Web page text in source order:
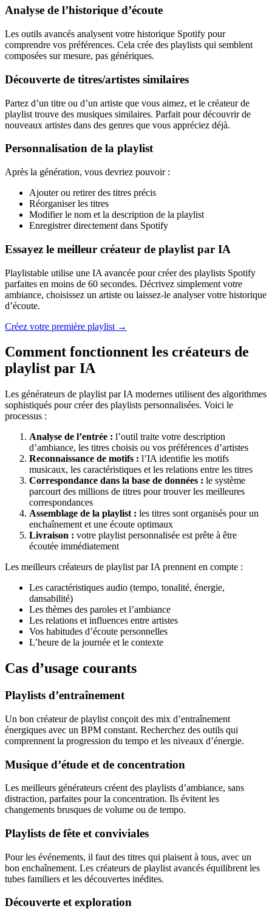
Analyse de l’historique d’écoute
Les outils avancés analysent votre historique Spotify pour
comprendre vos préférences. Cela crée des playlists qui semblent
composées sur mesure, pas génériques.
Découverte de titres/artistes similaires
Partez d’un titre ou d’un artiste que vous aimez, et le créateur de
playlist trouve des musiques similaires. Parfait pour découvrir de
nouveaux artistes dans des genres que vous appréciez déjà.
Personnalisation de la playlist
Après la génération, vous devriez pouvoir :
Ajouter ou retirer des titres précis
Réorganiser les titres
Modifier le nom et la description de la playlist
Enregistrer directement dans Spotify
Essayez le meilleur créateur de playlist par IA
Playlistable utilise une IA avancée pour créer des playlists Spotify
parfaites en moins de 60 secondes. Décrivez simplement votre
ambiance, choisissez un artiste ou laissez-le analyser votre historique
d’écoute.
Créez votre première playlist →
Comment fonctionnent les créateurs de
playlist par IA
Les générateurs de playlist par IA modernes utilisent des algorithmes
sophistiqués pour créer des playlists personnalisées. Voici le
processus :
Analyse de l’entrée : l’outil traite votre description
d’ambiance, les titres choisis ou vos préférences d’artistes
Reconnaissance de motifs : l’IA identifie les motifs
musicaux, les caractéristiques et les relations entre les titres
Correspondance dans la base de données : le système
parcourt des millions de titres pour trouver les meilleures
correspondances
Assemblage de la playlist : les titres sont organisés pour un
enchaînement et une écoute optimaux
Livraison : votre playlist personnalisée est prête à être
écoutée immédiatement
Les meilleurs créateurs de playlist par IA prennent en compte :
Les caractéristiques audio (tempo, tonalité, énergie,
dansabilité)
Les thèmes des paroles et l’ambiance
Les relations et influences entre artistes
Vos habitudes d’écoute personnelles
L’heure de la journée et le contexte
Cas d’usage courants
Playlists d’entraînement
Un bon créateur de playlist conçoit des mix d’entraînement
énergiques avec un BPM constant. Recherchez des outils qui
comprennent la progression du tempo et les niveaux d’énergie.
Musique d’étude et de concentration
Les meilleurs générateurs créent des playlists d’ambiance, sans
distraction, parfaites pour la concentration. Ils évitent les
changements brusques de volume ou de tempo.
Playlists de fête et conviviales
Pour les événements, il faut des titres qui plaisent à tous, avec un
bon enchaînement. Les créateurs de playlist avancés équilibrent les
tubes familiers et les découvertes inédites.
Découverte et exploration